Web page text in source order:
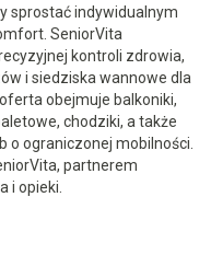
sprostać indywidualnym
SeniorVita
kontroli zdrowia,
i siedziska wannowe dla
obejmuje balkoniki,
chodziki, a także
o ograniczonej mobilności.
partnerem
i opieki.